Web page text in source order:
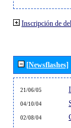
Inscripción de
[Newsflashes]
21/06/05
04/10/04
02/08/04